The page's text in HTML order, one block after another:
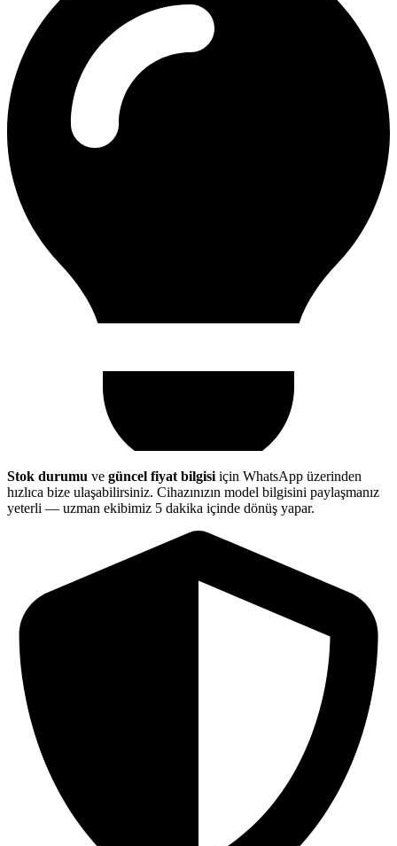
Stok durumu ve güncel fiyat bilgisi için WhatsApp üzerinden
hızlıca bize ulaşabilirsiniz. Cihazınızın model bilgisini paylaşmanız
yeterli — uzman ekibimiz 5 dakika içinde dönüş yapar.